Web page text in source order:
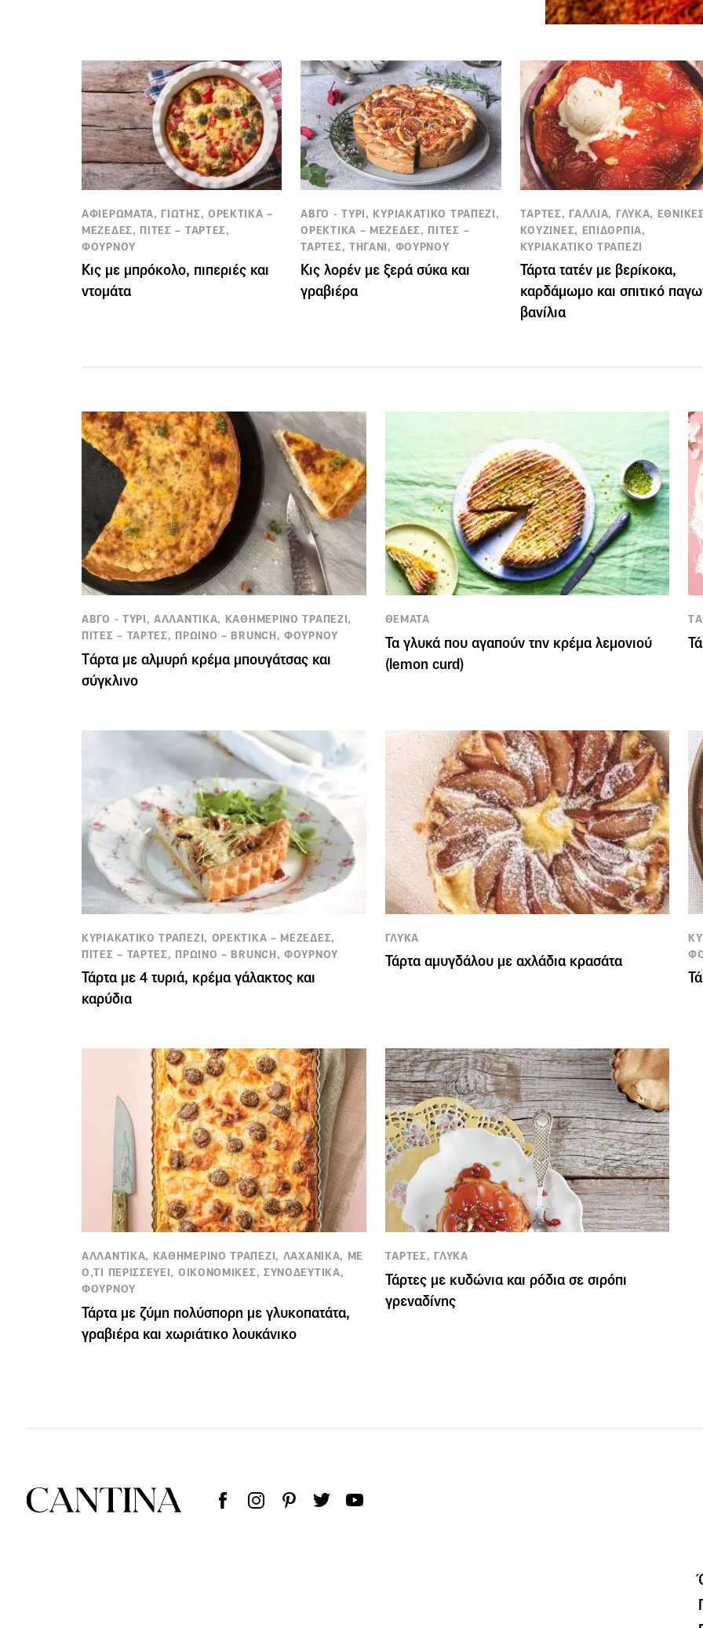
ΑΦΙΕΡΩΜΑΤΑ, ΓΙΩΤΗΣ, ΟΡΕΚΤΙΚΑ –
ΜΕΖΕΔΕΣ, ΠΙΤΕΣ – ΤΑΡΤΕΣ,
ΦΟΥΡΝΟΥ
Κις με μπρόκολο, πιπεριές και
ντομάτα
ΑΒΓΟ - ΤΥΡΙ, ΚΥΡΙΑΚΑΤΙΚΟ ΤΡΑΠΕΖΙ,
ΟΡΕΚΤΙΚΑ – ΜΕΖΕΔΕΣ, ΠΙΤΕΣ –
ΤΑΡΤΕΣ, ΤΗΓΑΝΙ, ΦΟΥΡΝΟΥ
Κις λορέν με ξερά σύκα και
γραβιέρα
TΑΡΤΕΣ, ΓΑΛΛΙΑ, ΓΛΥΚΑ,
ΚΟΥΖΙΝΕΣ, ΕΠΙΔΟΡΠΙΑ,
ΚΥΡΙΑΚΑΤΙΚΟ ΤΡΑΠΕΖΙ
Τάρτα τατέν με βερίκοκα,
καρδάμωμο και σπιτικό
βανίλια
ΑΒΓΟ - ΤΥΡΙ, ΑΛΛΑΝΤΙΚΑ, ΚΑΘΗΜΕΡΙΝΟ ΤΡΑΠΕΖΙ,
ΠΙΤΕΣ – ΤΑΡΤΕΣ, ΠΡΩΙΝΟ – BRUNCH, ΦΟΥΡΝΟΥ
Tάρτα με αλμυρή κρέμα μπουγάτσας και
σύγκλινο
ΘΕΜΑΤΑ
Τα γλυκά που αγαπούν την κρέμα λεμονιού
(lemon curd)
ΚΥΡΙΑΚΑΤΙΚΟ ΤΡΑΠΕΖΙ, ΟΡΕΚΤΙΚΑ – ΜΕΖΕΔΕΣ,
ΠΙΤΕΣ – ΤΑΡΤΕΣ, ΠΡΩΙΝΟ – BRUNCH, ΦΟΥΡΝΟΥ
Τάρτα με 4 τυριά, κρέμα γάλακτος και
καρύδια
ΓΛΥΚΑ
Τάρτα αμυγδάλου με αχλάδια κρασάτα
ΑΛΛΑΝΤΙΚΑ, ΚΑΘΗΜΕΡΙΝΟ ΤΡΑΠΕΖΙ, ΛΑΧΑΝΙΚΑ, ΜΕ
Ο,ΤΙ ΠΕΡΙΣΣΕΥΕΙ, ΟΙΚΟΝΟΜΙΚΕΣ, ΣΥΝΟΔΕΥΤΙΚΑ,
ΦΟΥΡΝΟΥ
Τάρτα με ζύμη πολύσπορη με γλυκοπατάτα,
γραβιέρα και χωριάτικο λουκάνικο
TΑΡΤΕΣ, ΓΛΥΚΑ
Τάρτες με κυδώνια και ρόδια σε σιρόπι
γρεναδίνης